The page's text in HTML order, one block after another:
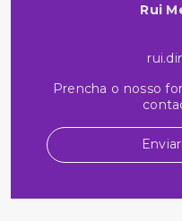
Rui
Prencha o nosso